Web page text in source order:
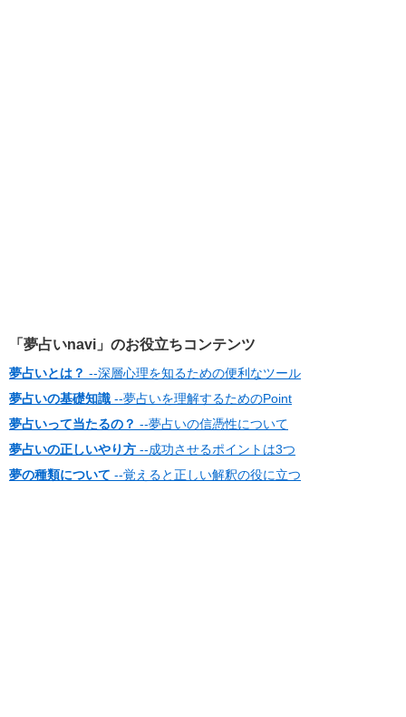
「夢占いnavi」のお役立ちコンテンツ
夢占いとは？ --深層心理を知るための便利なツール
夢占いの基礎知識 --夢占いを理解するためのPoint
夢占いって当たるの？ --夢占いの信憑性について
夢占いの正しいやり方 --成功させるポイントは3つ
夢の種類について --覚えると正しい解釈の役に立つ